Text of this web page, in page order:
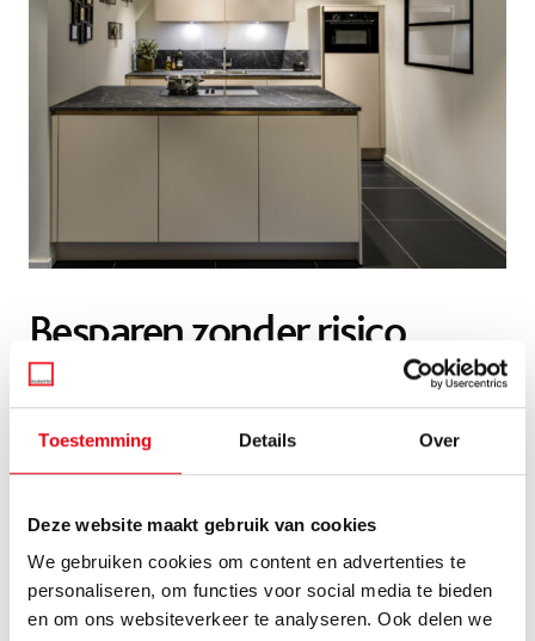
Toestemming Details Over
Deze website maakt gebruik van cookies
We gebruiken cookies om content en advertenties te
personaliseren, om functies voor social media te bieden
en om ons websiteverkeer te analyseren. Ook delen we
Besparen zonder risico
Zelf monteren lijkt goedkoop, maar een kleine fout kan later
perfecte plaatsing, zodat alles meteen goed zit en je keuken
scherpe prijs.
Bij KeukenHal bewijzen we elke dag dat kwaliteit en
betaalbaarheid prima samengaan. Wil jij weten wat jouw
nieuwe keuken kost?Maak hier een afspraakof kom langs in